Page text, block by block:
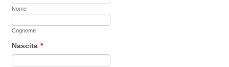
Nome
Cognome
Nascita *